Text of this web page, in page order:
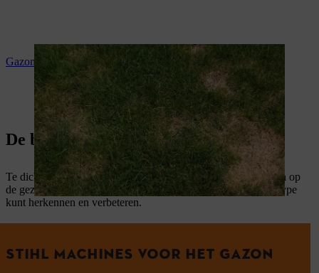
Gazon vernieuwen
De bodemkwaliteit verbeteren
Te dichte, leemachtige of zure grond kan uitwerkingen hebben op
de gezondheid van je gazon. Wij laten zien hoe je het bodemtype
kunt herkennen en verbeteren.
STIHL MACHINES VOOR HET GAZON